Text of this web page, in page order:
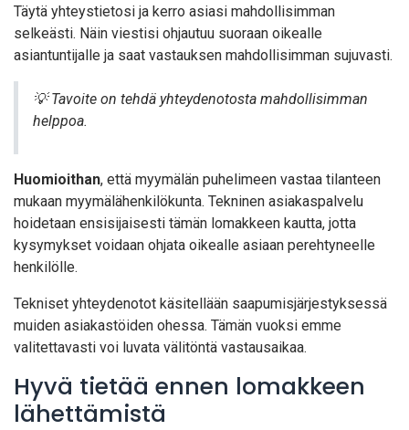
Täytä yhteystietosi ja kerro asiasi mahdollisimman
selkeästi. Näin viestisi ohjautuu suoraan oikealle
asiantuntijalle ja saat vastauksen mahdollisimman sujuvasti.
💡 Tavoite on tehdä yhteydenotosta mahdollisimman
helppoa.
Huomioithan, että myymälän puhelimeen vastaa tilanteen
mukaan myymälähenkilökunta. Tekninen asiakaspalvelu
hoidetaan ensisijaisesti tämän lomakkeen kautta, jotta
kysymykset voidaan ohjata oikealle asiaan perehtyneelle
henkilölle.
Tekniset yhteydenotot käsitellään saapumisjärjestyksessä
muiden asiakastöiden ohessa. Tämän vuoksi emme
valitettavasti voi luvata välitöntä vastausaikaa.
Hyvä tietää ennen lomakkeen
lähettämistä